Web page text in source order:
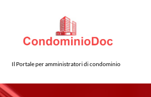
Il Portale per amministratori di condominio